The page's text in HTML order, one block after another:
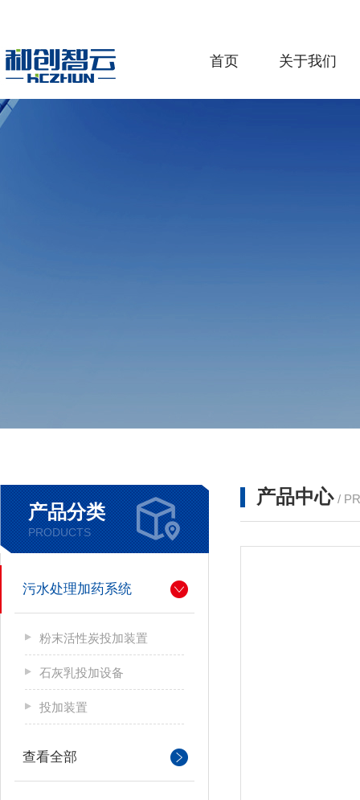
首页 关于我们
产品分类
PRODUCTS
污水处理加药系统
粉末活性炭投加装置
石灰乳投加设备
投加装置
查看全部
产品中心 /